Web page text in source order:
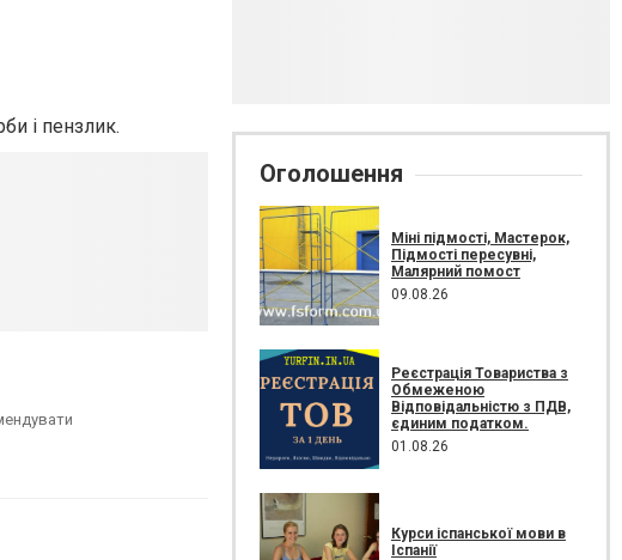
і пензлик.
Оголошення
Міні підмості, Мастерок,
Підмості пересувні,
Малярний помост
09.08.26
Реєстрація Товариства з
Обмеженою
Відповідальністю з ПДВ,
єдиним податком.
01.08.26
Курси іспанської мови в
Іспанії